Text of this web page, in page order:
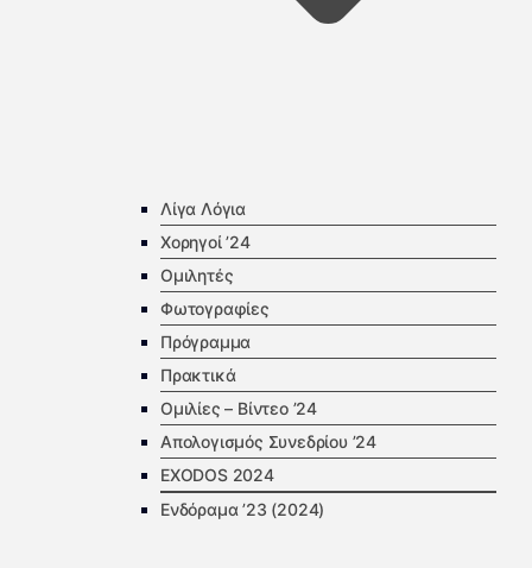
Λίγα Λόγια
Χορηγοί ’24
Ομιλητές
Φωτογραφίες
Πρόγραμμα
Πρακτικά
Ομιλίες – Βίντεο ’24
Απολογισμός Συνεδρίου ’24
EXODOS 2024
Ενδόραμα ’23 (2024)